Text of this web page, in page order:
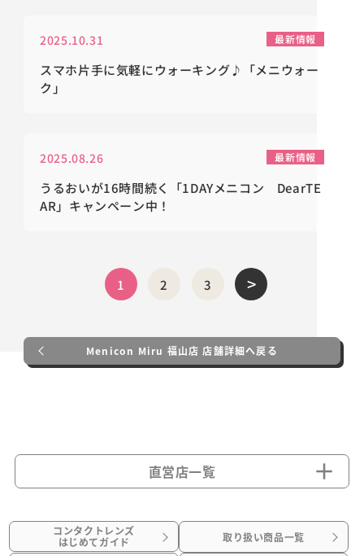
2025.10.31 最新情報
スマホ片手に気軽にウォーキング♪「メニウォー
ク」
2025.08.26 最新情報
うるおいが16時間続く「1DAYメニコン DearTE
AR」キャンペーン中！
1 2 3 >
Menicon Miru 福山店 店舗詳細へ戻る
直営店一覧
コンタクトレンズ
はじめてガイド 取り扱い商品一覧